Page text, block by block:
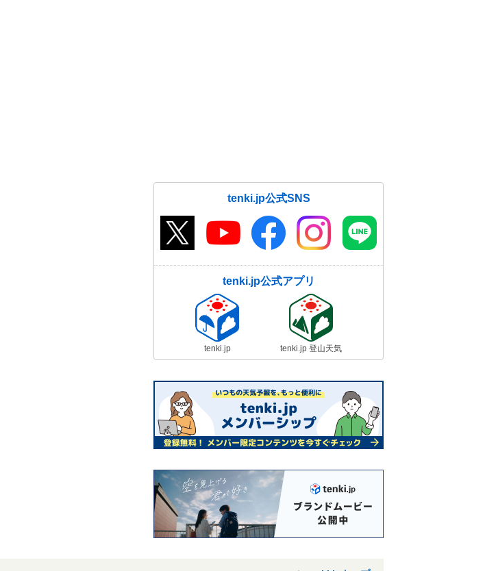
tenki.jp公式SNS
tenki.jp公式アプリ
tenki.jp tenki.jp 登山天気